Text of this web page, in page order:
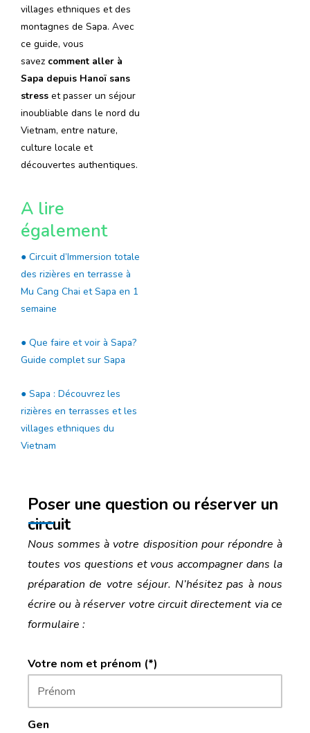
villages ethniques et des
montagnes de Sapa. Avec
ce guide, vous
savez comment aller à
Sapa depuis Hanoï sans
stress et passer un séjour
inoubliable dans le nord du
Vietnam, entre nature,
culture locale et
découvertes authentiques.
A lire
également
● Circuit d’Immersion totale
des rizières en terrasse à
Mu Cang Chai et Sapa en 1
semaine
● Que faire et voir à Sapa?
Guide complet sur Sapa
● Sapa : Découvrez les
rizières en terrasses et les
villages ethniques du
Vietnam
Poser une question ou réserver un
circuit
Nous sommes à votre disposition pour répondre à
toutes vos questions et vous accompagner dans la
préparation de votre séjour. N’hésitez pas à nous
écrire ou à réserver votre circuit directement via ce
formulaire :
Votre nom et prénom (*)
Gen